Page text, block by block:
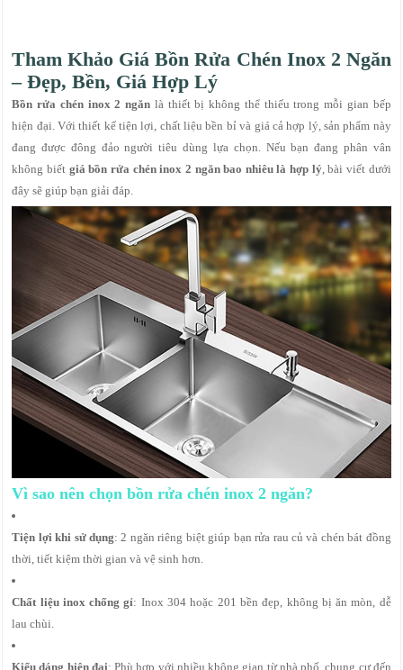
Tham Khảo Giá Bồn Rửa Chén Inox 2 Ngăn
– Đẹp, Bền, Giá Hợp Lý
Bồn rửa chén inox 2 ngăn là thiết bị không thể thiếu trong mỗi gian bếp
hiện đại. Với thiết kế tiện lợi, chất liệu bền bỉ và giá cả hợp lý, sản phẩm này
đang được đông đảo người tiêu dùng lựa chọn. Nếu bạn đang phân vân
không biết giá bồn rửa chén inox 2 ngăn bao nhiêu là hợp lý, bài viết dưới
đây sẽ giúp bạn giải đáp.
Vì sao nên chọn bồn rửa chén inox 2 ngăn?
Tiện lợi khi sử dụng: 2 ngăn riêng biệt giúp bạn rửa rau củ và chén bát đồng
thời, tiết kiệm thời gian và vệ sinh hơn.
Chất liệu inox chống gỉ: Inox 304 hoặc 201 bền đẹp, không bị ăn mòn, dễ
lau chùi.
Kiểu dáng hiện đại: Phù hợp với nhiều không gian từ nhà phố, chung cư đến